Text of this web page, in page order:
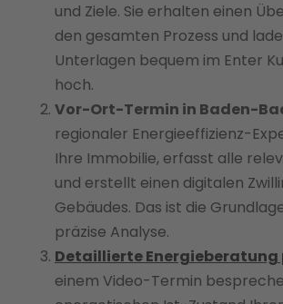
und Ziele. Sie erhalten einen
den gesamten Prozess und
Unterlagen bequem im Enter
hoch.
Vor-Ort-Termin in Baden-
regionaler Energieeffizienz-
Ihre Immobilie, erfasst alle
und erstellt einen digitalen
Gebäudes. Das ist die
präzise Analyse.
Detaillierte Energieberatung
einem Video-Termin